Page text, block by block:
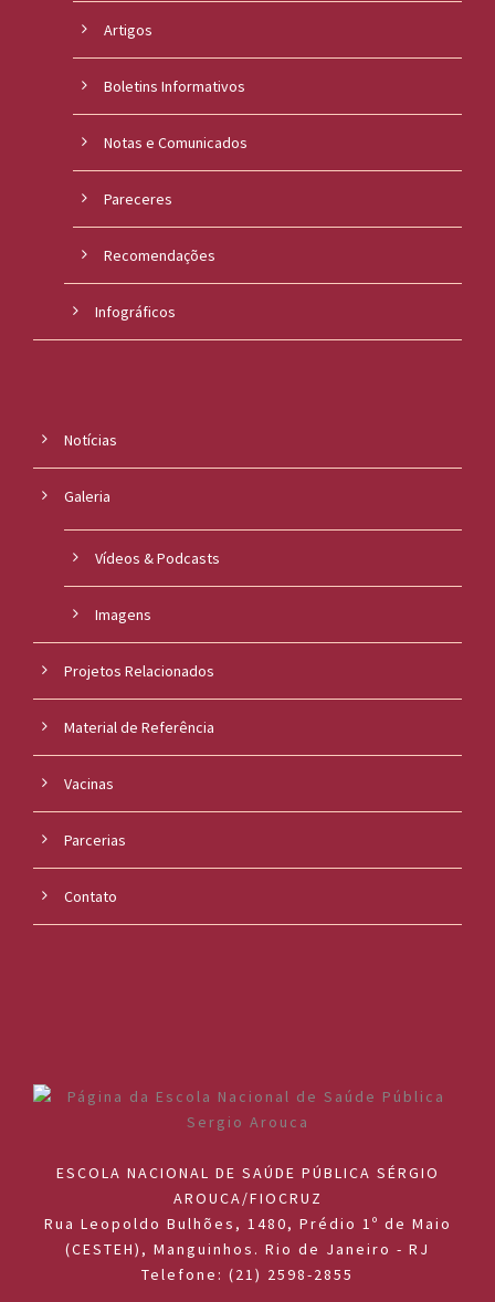
Artigos
Boletins Informativos
Notas e Comunicados
Pareceres
Recomendações
Infográficos
Notícias
Galeria
Vídeos & Podcasts
Imagens
Projetos Relacionados
Material de Referência
Vacinas
Parcerias
Contato
ESCOLA NACIONAL DE SAÚDE PÚBLICA SÉRGIO
AROUCA/FIOCRUZ
Rua Leopoldo Bulhões, 1480, Prédio 1º de Maio
(CESTEH), Manguinhos. Rio de Janeiro - RJ
Telefone: (21) 2598-2855